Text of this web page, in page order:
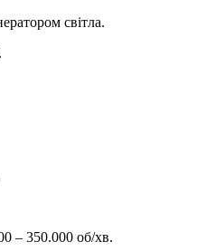
світла.
– 350.000 об/хв.